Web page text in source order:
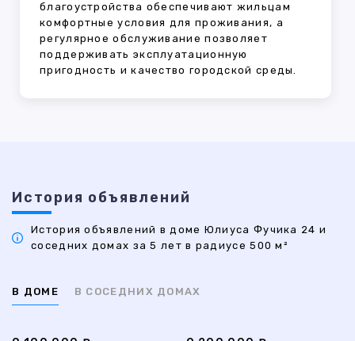
благоустройства обеспечивают жильцам
комфортные условия для проживания, а
регулярное обслуживание позволяет
поддерживать эксплуатационную
пригодность и качество городской среды.
История объявлений
История объявлений в доме Юлиуса Фучика 24 и
соседних домах за 5 лет в радиусе 500 м²
В ДОМЕ В СОСЕДНИХ ДОМАХ